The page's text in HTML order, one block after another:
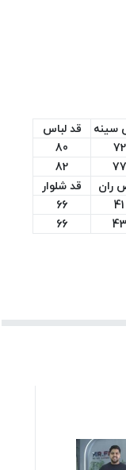
سینه
قد لباس
72
80
77
82
ران
قد شلوار
41
66
43
66